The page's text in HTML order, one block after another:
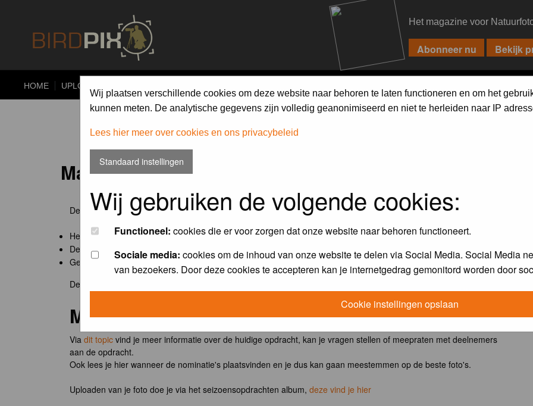
Het magazine voor
HOME UPLOAD
Wij plaatsen verschillende cookies om deze website naar behoren te laten functioneren en om het
kunnen meten. De analytische gegevens zijn volledig geanonimiseerd en niet te herleiden naar IP
Lees hier meer over cookies en ons privacybeleid
Standaard instellingen
Wij gebruiken de volgende cookies:
Functioneel: cookies die er voor zorgen dat onze website naar behoren functioneert.
Sociale media: cookies om de inhoud van onze website te delen via Social Media. Social Media
van bezoekers. Door deze cookies te accepteren kan je internetgedrag gemonitord worden door
Cookie instellingen opslaan
Maandopdracht 'lentekriebels'
De maandopdracht van Birdpix is een competitie voor en door de Birdpix fotografen community:
Het onderwerp van de opdracht wordt bepaald door de winnaar van de laatste maandopdracht
De community nomineert de winnaar.
Geregistreerde gebruikers van Birdpix kunnen onderdeze voorwaardendeelnemen.
De winnaar van de maandopdracht 'lentekriebels' ontvangt het boek
Meedoen?
Via dit topic vind je meer informatie over de huidige opdracht, kan je vragen stellen of meepraten met deelnemers
aan de opdracht.
Ook lees je hier wanneer de nominatie's plaatsvinden en je dus kan gaan meestemmen op de beste foto's.
Uploaden van je foto doe je via het seizoensopdrachten album, deze vind je hier